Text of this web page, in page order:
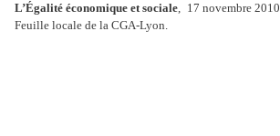
L’Égalité économique et sociale, 17 novembre 2010
Feuille locale de la CGA-Lyon.